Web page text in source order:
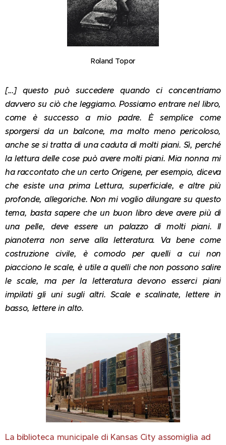
Roland Topor
[...] questo può succedere quando ci concentriamo
davvero su ciò che leggiamo. Possiamo entrare nel libro,
come è successo a mio padre. È semplice come
sporgersi da un balcone, ma molto meno pericoloso,
anche se si tratta di una caduta di molti piani. Sì, perché
la lettura delle cose può avere molti piani. Mia nonna mi
ha raccontato che un certo Origene, per esempio, diceva
che esiste una prima Lettura, superficiale, e altre più
profonde, allegoriche. Non mi voglio dilungare su questo
tema, basta sapere che un buon libro deve avere più di
una pelle, deve essere un palazzo di molti piani. Il
pianoterra non serve alla letteratura. Va bene come
costruzione civile, è comodo per quelli a cui non
piacciono le scale, è utile a quelli che non possono salire
le scale, ma per la letteratura devono esserci piani
impilati gli uni sugli altri. Scale e scalinate, lettere in
basso, lettere in alto.
La biblioteca municipale di Kansas City assomiglia ad